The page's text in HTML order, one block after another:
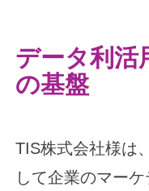
データ利活
の基盤
TIS株式会社様は
して企業のマー